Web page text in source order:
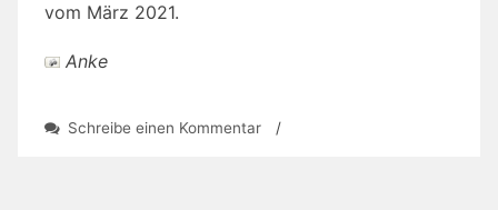
vom März 2021.
Anke
Schreibe einen Kommentarzu /